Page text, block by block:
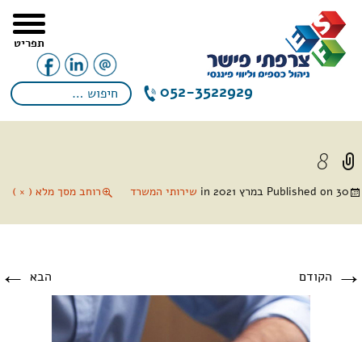
052-3522929
8
Published on 30 במרץ 2021 שירותי המשרד רוחב מסך מלא ( × )
→ הקודם הבא ←
תפריט